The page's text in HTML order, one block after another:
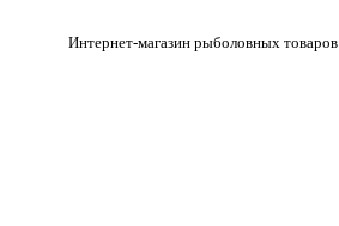
Интернет-магазин рыболовных товаров